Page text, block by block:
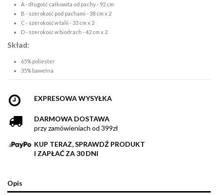
A - długość całkowita od pachy - 92 cm
B - szerokość pod pachami - 38 cm x 2
C - szerokość w talii - 33 cm x 2
D - szerokość w biodrach - 42 cm x 2
Skład:
65% poliester
35% bawełna
EXPRESOWA WYSYŁKA
DARMOWA DOSTAWA
przy zamówieniach od 399zł
KUP TERAZ, SPRAWDŹ PRODUKT
I ZAPŁAĆ ZA 30 DNI
Opis